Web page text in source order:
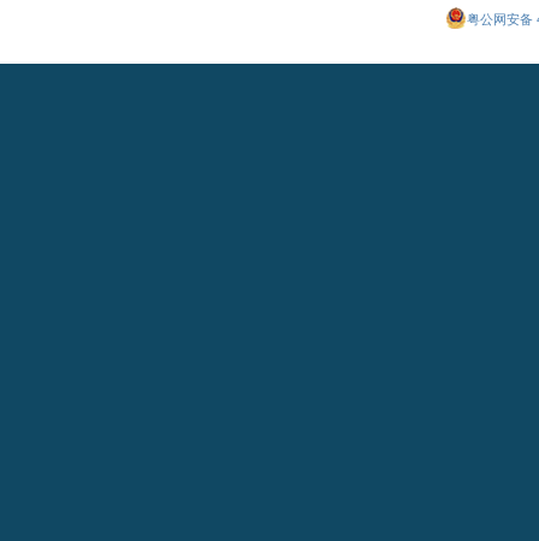
粤公网安备